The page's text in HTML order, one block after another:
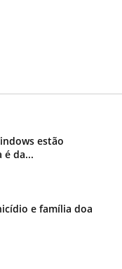
estão
é da...
e família doa